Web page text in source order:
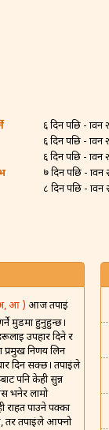
६ दिन पछि - श्रावन
६ दिन पछि - श्रावन
६ दिन पछि - श्रावन
७ दिन पछि - श्रावन
८ दिन पछि - श्रावन
अ, आ )आज तपाईं
मुडमा हुनुहुन्छ।
उपहार दिने र
प्रमुख निर्णय लिन
दिन सक्छ। तपाईंले
पनि केही सुन्न
भनेर लामो
राहत पाउने पक्का
तर तपाईंले आफ्नो